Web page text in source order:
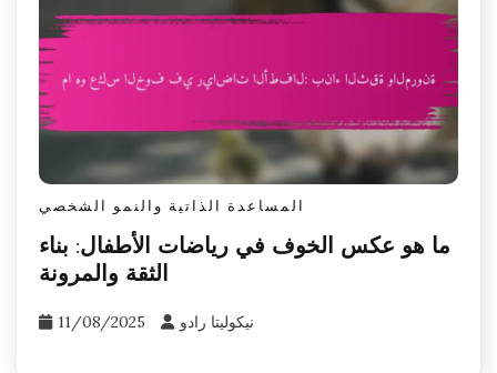
المساعدة الذاتية والنمو الشخصي
ما هو عكس الخوف في رياضات الأطفال: بناء
الثقة والمرونة
11/08/2025 نيكوليتا رادو